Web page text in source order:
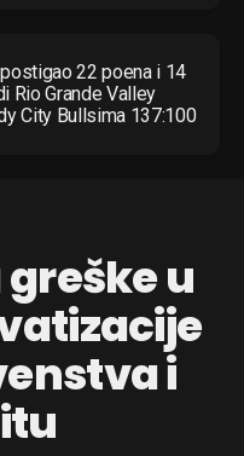
22 poena i 14
Rio Grande Valley
City Bullsima 137:100
greške u
i